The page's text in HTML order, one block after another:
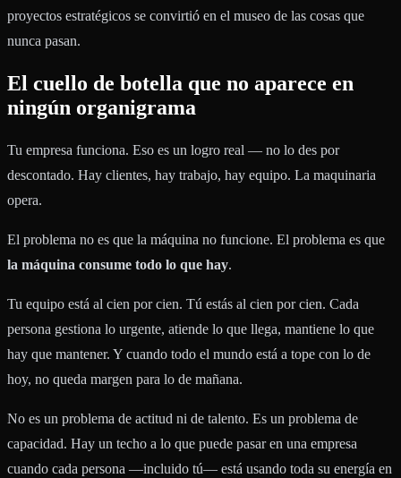
proyectos estratégicos se convirtió en el museo de las cosas que
nunca pasan.
El cuello de botella que no aparece en
ningún organigrama
Tu empresa funciona. Eso es un logro real — no lo des por
descontado. Hay clientes, hay trabajo, hay equipo. La maquinaria
opera.
El problema no es que la máquina no funcione. El problema es que
la máquina consume todo lo que hay.
Tu equipo está al cien por cien. Tú estás al cien por cien. Cada
persona gestiona lo urgente, atiende lo que llega, mantiene lo que
hay que mantener. Y cuando todo el mundo está a tope con lo de
hoy, no queda margen para lo de mañana.
No es un problema de actitud ni de talento. Es un problema de
capacidad. Hay un techo a lo que puede pasar en una empresa
cuando cada persona —incluido tú— está usando toda su energía en